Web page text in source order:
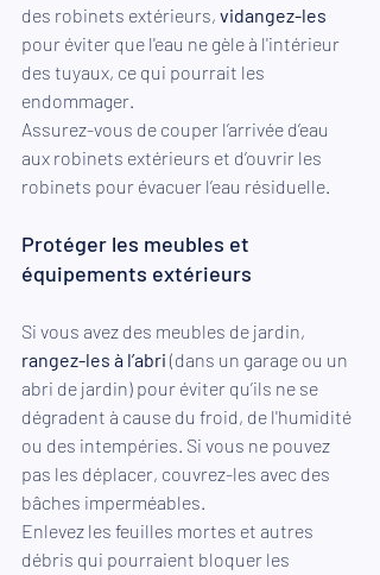
des robinets extérieurs, vidangez-les
pour éviter que l'eau ne gèle à l'intérieur
des tuyaux, ce qui pourrait les
endommager.
Assurez-vous de couper l’arrivée d’eau
aux robinets extérieurs et d’ouvrir les
robinets pour évacuer l’eau résiduelle.
Protéger les meubles et
équipements extérieurs
Si vous avez des meubles de jardin,
rangez-les à l’abri (dans un garage ou un
abri de jardin) pour éviter qu’ils ne se
dégradent à cause du froid, de l'humidité
ou des intempéries. Si vous ne pouvez
pas les déplacer, couvrez-les avec des
bâches imperméables.
Enlevez les feuilles mortes et autres
débris qui pourraient bloquer les